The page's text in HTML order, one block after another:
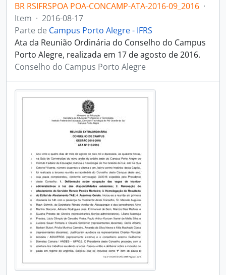
BR RSIFRSPOA POA-CONCAMP-ATA-2016-09_2016 ·
Item · 2016-08-17
Parte de Campus Porto Alegre - IFRS
Ata da Reunião Ordinária do Conselho do Campus
Porto Alegre, realizada em 17 de agosto de 2016.
Conselho do Campus Porto Alegre